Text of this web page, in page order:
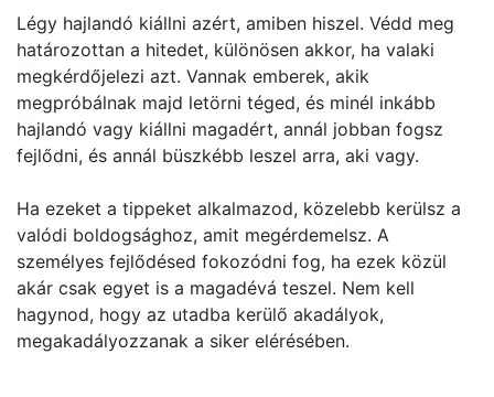
Légy hajlandó kiállni azért, amiben hiszel. Védd meg
határozottan a hitedet, különösen akkor, ha valaki
megkérdőjelezi azt. Vannak emberek, akik
megpróbálnak majd letörni téged, és minél inkább
hajlandó vagy kiállni magadért, annál jobban fogsz
fejlődni, és annál büszkébb leszel arra, aki vagy.
Ha ezeket a tippeket alkalmazod, közelebb kerülsz a
valódi boldogsághoz, amit megérdemelsz. A
személyes fejlődésed fokozódni fog, ha ezek közül
akár csak egyet is a magadévá teszel. Nem kell
hagynod, hogy az utadba kerülő akadályok,
megakadályozzanak a siker elérésében.